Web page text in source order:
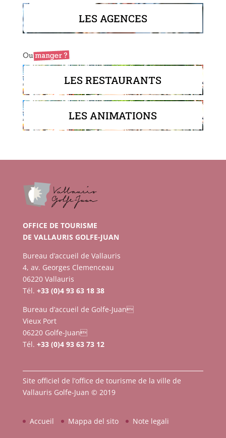
LES AGENCES
LES RESTAURANTS
LES ANIMATIONS
OFFICE DE TOURISME
DE VALLAURIS GOLFE-JUAN
Bureau d’accueil de Vallauris
4, av. Georges Clemenceau
06220 Vallauris
Tél. +33 (0)4 93 63 18 38
Bureau d’accueil de Golfe-Juan
Vieux Port
06220 Golfe-Juan
Tél. +33 (0)4 93 63 73 12
Site officiel de l’office de tourisme de la ville de
Vallauris Golfe-Juan © 2019
Accueil Mappa del sito Note legali